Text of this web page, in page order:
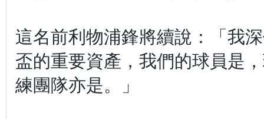
這名前利物浦鋒將續說：「我
盃的重要資產，我們的球員是
練團隊亦是。」